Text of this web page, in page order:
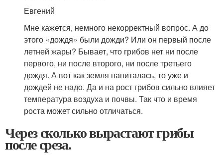
Евгений
Мне кажется, немного некорректный вопрос. А до
этого «дождя» были дожди? Или он первый после
летней жары? Бывает, что грибов нет ни после
первого, ни после второго, ни после третьего
дождя. А вот как земля напиталась, то уже и
дождей не надо. Да и на рост грибов сильно влияет
температура воздуха и почвы. Так что и время
роста может сильно отличаться.
Через сколько вырастают грибы
после среза.